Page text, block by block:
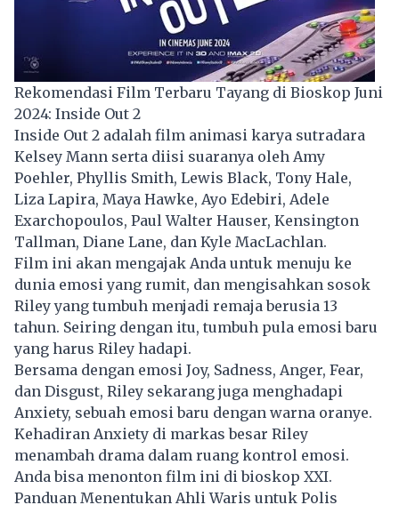
Rekomendasi Film Terbaru Tayang di Bioskop Juni
2024: Inside Out 2
Inside Out 2 adalah film animasi karya sutradara
Kelsey Mann serta diisi suaranya oleh Amy
Poehler, Phyllis Smith, Lewis Black, Tony Hale,
Liza Lapira, Maya Hawke, Ayo Edebiri, Adele
Exarchopoulos, Paul Walter Hauser, Kensington
Tallman, Diane Lane, dan Kyle MacLachlan.
Film ini akan mengajak Anda untuk menuju ke
dunia emosi yang rumit, dan mengisahkan sosok
Riley yang tumbuh menjadi remaja berusia 13
tahun. Seiring dengan itu, tumbuh pula emosi baru
yang harus Riley hadapi.
Bersama dengan emosi Joy, Sadness, Anger, Fear,
dan Disgust, Riley sekarang juga menghadapi
Anxiety, sebuah emosi baru dengan warna oranye.
Kehadiran Anxiety di markas besar Riley
menambah drama dalam ruang kontrol emosi.
Anda bisa menonton film ini di bioskop XXI.
Panduan Menentukan Ahli Waris untuk Polis